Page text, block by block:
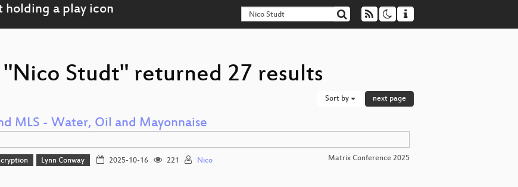
Studt" returned 27 results
Sort by next page
MLS - Water, Oil and Mayonnaise
Lynn Conway 2025-10-16 221 Nico Matrix Conference 2025